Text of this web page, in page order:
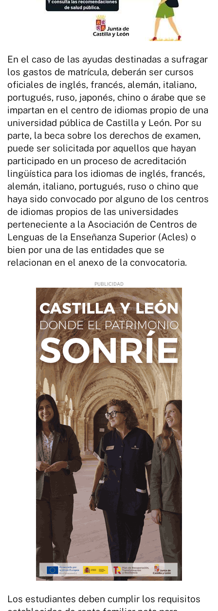
En el caso de las ayudas destinadas a sufragar
los gastos de matrícula, deberán ser cursos
oficiales de inglés, francés, alemán, italiano,
portugués, ruso, japonés, chino o árabe que se
impartan en el centro de idiomas propio de una
universidad pública de Castilla y León. Por su
parte, la beca sobre los derechos de examen,
puede ser solicitada por aquellos que hayan
participado en un proceso de acreditación
lingüística para los idiomas de inglés, francés,
alemán, italiano, portugués, ruso o chino que
haya sido convocado por alguno de los centros
de idiomas propios de las universidades
perteneciente a la Asociación de Centros de
Lenguas de la Enseñanza Superior (Acles) o
bien por una de las entidades que se
relacionan en el anexo de la convocatoria.
Los estudiantes deben cumplir los requisitos